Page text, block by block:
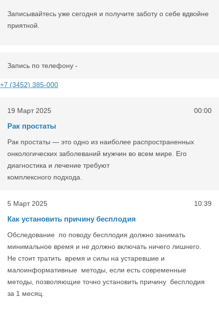
Записывайтесь уже сегодня и получите заботу о себе вдвойне
приятной.
Запись по телефону -
+7 (3452) 385-000
19 Март 2025 00:00
Рак простаты
Рак простаты — это одно из наиболее распространенных
онкологических заболеваний мужчин во всем мире. Его
диагностика и лечение требуют
комплексного подхода.
5 Март 2025 10:39
Как установить причину бесплодия
Обследование по поводу бесплодия должно занимать
минимальное время и не должно включать ничего лишнего.
Не стоит тратить время и силы на устаревшие и
малоинформативные методы, если есть современные
методы, позволяющие точно установить причину бесплодия
за 1 месяц.